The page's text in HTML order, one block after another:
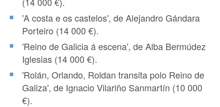
'A costa e os castelos', de Alejandro Gándara
Porteiro (14 000 €).
'Reino de Galicia á escena', de Alba Bermúdez
Iglesias (14 000 €).
'Rolán, Orlando, Roldan transita polo Reino de
Galiza', de Ignacio Vilariño Sanmartín (10 000
€).